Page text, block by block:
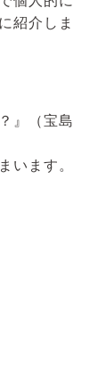
紹介しま
』（宝島
います。